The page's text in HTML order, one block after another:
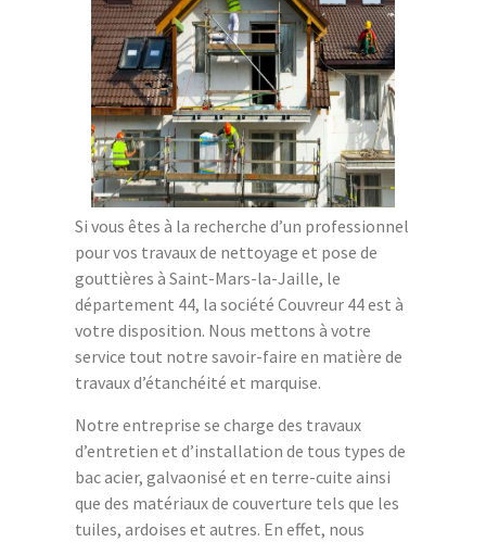
Si vous êtes à la recherche d’un professionnel
pour vos travaux de nettoyage et pose de
gouttières à Saint-Mars-la-Jaille, le
département 44, la société Couvreur 44 est à
votre disposition. Nous mettons à votre
service tout notre savoir-faire en matière de
travaux d’étanchéité et marquise.
Notre entreprise se charge des travaux
d’entretien et d’installation de tous types de
bac acier, galvaonisé et en terre-cuite ainsi
que des matériaux de couverture tels que les
tuiles, ardoises et autres. En effet, nous